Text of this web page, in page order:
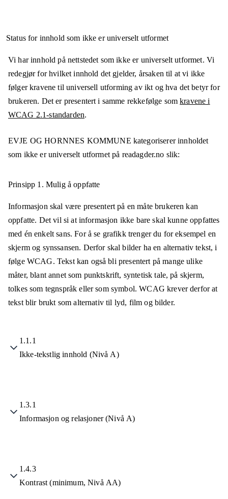
Status for innhold som ikke er universelt utformet
Vi har innhold på nettstedet som ikke er universelt utformet. Vi
redegjør for hvilket innhold det gjelder, årsaken til at vi ikke
følger kravene til universell utforming av ikt og hva det betyr for
brukeren. Det er presentert i samme rekkefølge somkravene i
WCAG 2.1-standarden.
EVJE OG HORNNES KOMMUNE kategoriserer innholdet
som ikke er universelt utformet på readagder.no slik:
Prinsipp 1. Mulig å oppfatte
Informasjon skal være presentert på en måte brukeren kan
oppfatte. Det vil si at informasjon ikke bare skal kunne oppfattes
med én enkelt sans. For å se grafikk trenger du for eksempel en
skjerm og synssansen. Derfor skal bilder ha en alternativ tekst, i
følge WCAG. Tekst kan også bli presentert på mange ulike
måter, blant annet som punktskrift, syntetisk tale, på skjerm,
tolkes som tegnspråk eller som symbol. WCAG krever derfor at
tekst blir brukt som alternativ til lyd, film og bilder.
1.1.1
Ikke-tekstlig innhold (Nivå A)
1.3.1
Informasjon og relasjoner (Nivå A)
1.4.3
Kontrast (minimum, Nivå AA)